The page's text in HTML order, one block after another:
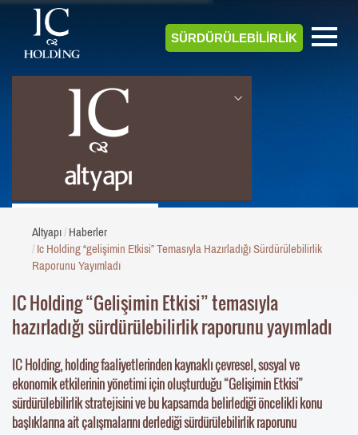
SÜRDÜRÜLEBİLİRLİK
ALTYAPI
Altyapı Haberler
Ic Holding “gelişimin Etkisi” Temasıyla Hazırladığı Sürdürülebilirlik
Raporunu Yayımladı
IC Holding “Gelişimin Etkisi” temasıyla
hazırladığı sürdürülebilirlik raporunu yayımladı
IC Holding, holding faaliyetlerinden kaynaklı çevresel, sosyal ve
ekonomik etkilerinin yönetimi için oluşturduğu “Gelişimin Etkisi”
sürdürülebilirlik stratejisini ve bu kapsamda belirlediği öncelikli konu
başlıklarına ait çalışmalarını derlediği sürdürülebilirlik raporunu